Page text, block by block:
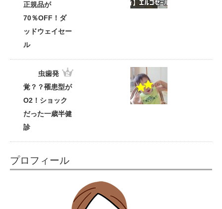
正規品が
70％OFF！ダ
ッドウェイセー
ル
虫歯発
覚？？罹患型が
O2！ショック
だった一歳半健
診
プロフィール